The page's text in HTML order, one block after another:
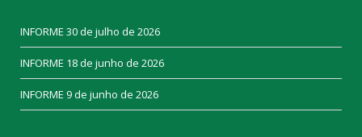
INFORME 30 de julho de 2026
INFORME 18 de junho de 2026
INFORME 9 de junho de 2026